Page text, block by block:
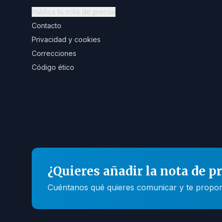
Publica tu nota de prensa
Contacto
Privacidad y cookies
Correcciones
Código ético
¿Quieres añadir la nota de
Cuéntanos qué quieres comunicar y te